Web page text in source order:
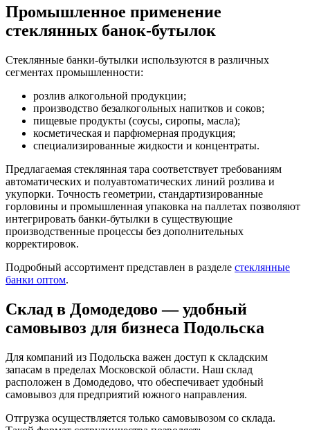
Промышленное применение
стеклянных банок-бутылок
Стеклянные банки-бутылки используются в различных
сегментах промышленности:
розлив алкогольной продукции;
производство безалкогольных напитков и соков;
пищевые продукты (соусы, сиропы, масла);
косметическая и парфюмерная продукция;
специализированные жидкости и концентраты.
Предлагаемая стеклянная тара соответствует требованиям
автоматических и полуавтоматических линий розлива и
укупорки. Точность геометрии, стандартизированные
горловины и промышленная упаковка на паллетах позволяют
интегрировать банки-бутылки в существующие
производственные процессы без дополнительных
корректировок.
Подробный ассортимент представлен в разделе стеклянные
банки оптом.
Склад в Домодедово — удобный
самовывоз для бизнеса Подольска
Для компаний из Подольска важен доступ к складским
запасам в пределах Московской области. Наш склад
расположен в Домодедово, что обеспечивает удобный
самовывоз для предприятий южного направления.
Отгрузка осуществляется только самовывозом со склада.